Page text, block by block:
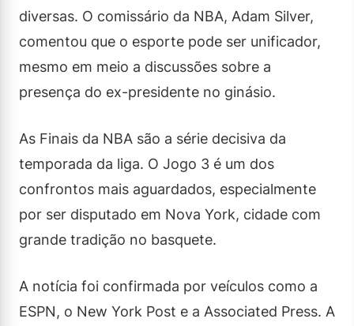
diversas. O comissário da NBA, Adam Silver,
comentou que o esporte pode ser unificador,
mesmo em meio a discussões sobre a
presença do ex-presidente no ginásio.
As Finais da NBA são a série decisiva da
temporada da liga. O Jogo 3 é um dos
confrontos mais aguardados, especialmente
por ser disputado em Nova York, cidade com
grande tradição no basquete.
A notícia foi confirmada por veículos como a
ESPN, o New York Post e a Associated Press. A